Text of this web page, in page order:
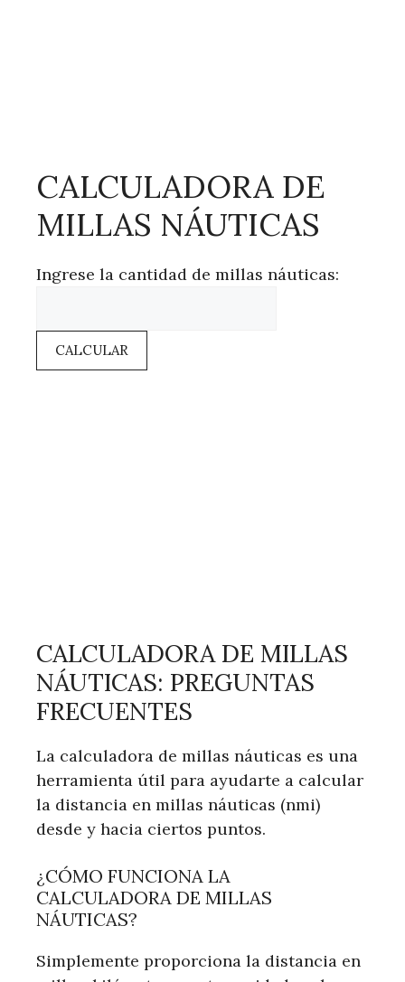
CALCULADORA DE
MILLAS NÁUTICAS
Ingrese la cantidad de millas náuticas:
CALCULAR
CALCULADORA DE MILLAS
NÁUTICAS: PREGUNTAS
FRECUENTES
La calculadora de millas náuticas es una
herramienta útil para ayudarte a calcular
la distancia en millas náuticas (nmi)
desde y hacia ciertos puntos.
¿CÓMO FUNCIONA LA
CALCULADORA DE MILLAS
NÁUTICAS?
Simplemente proporciona la distancia en